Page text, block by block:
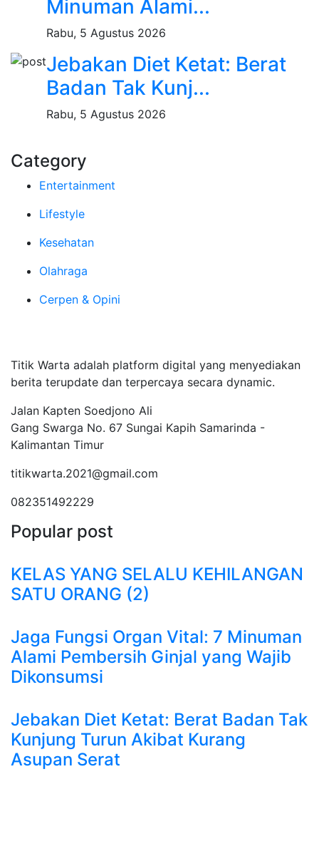
Minuman Alami...
Rabu, 5 Agustus 2026
Jebakan Diet Ketat: Berat
Badan Tak Kunj...
Rabu, 5 Agustus 2026
Category
Entertainment
Lifestyle
Kesehatan
Olahraga
Cerpen & Opini
Titik Warta adalah platform digital yang menyediakan
berita terupdate dan terpercaya secara dynamic.
Jalan Kapten Soedjono Ali
Gang Swarga No. 67 Sungai Kapih Samarinda -
Kalimantan Timur
titikwarta.2021@gmail.com
082351492229
Popular post
KELAS YANG SELALU KEHILANGAN
SATU ORANG (2)
Jaga Fungsi Organ Vital: 7 Minuman
Alami Pembersih Ginjal yang Wajib
Dikonsumsi
Jebakan Diet Ketat: Berat Badan Tak
Kunjung Turun Akibat Kurang
Asupan Serat